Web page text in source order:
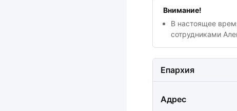
Внимание!
В настоящее
сотрудниками
Епархия
Адрес